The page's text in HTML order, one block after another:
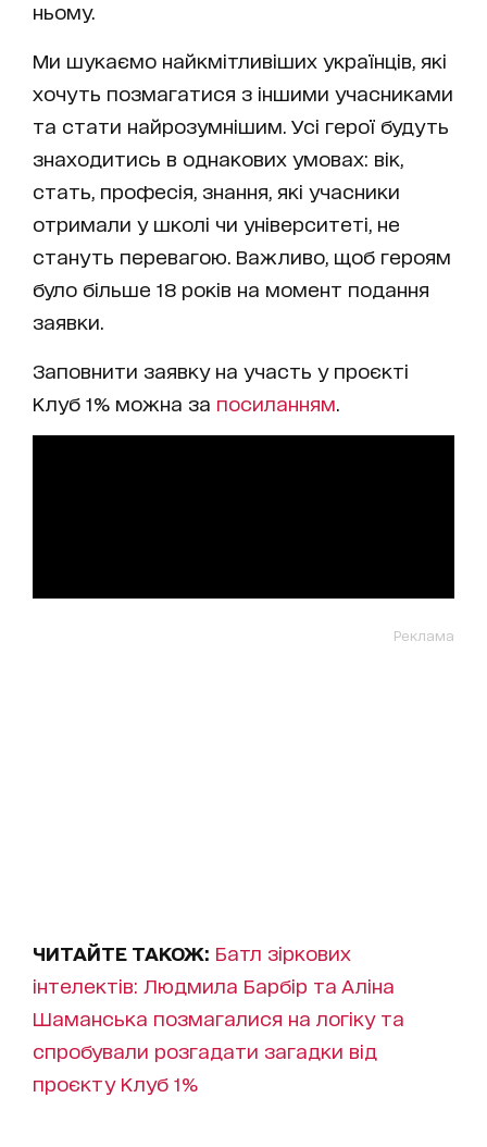
ньому.
Ми шукаємо найкмітливіших українців, які
хочуть позмагатися з іншими учасниками
та стати найрозумнішим. Усі герої будуть
знаходитись в однакових умовах: вік,
стать, професія, знання, які учасники
отримали у школі чи університеті, не
стануть перевагою. Важливо, щоб героям
було більше 18 років на момент подання
заявки.
Заповнити заявку на участь у проєкті
Клуб 1% можна за посиланням
Реклама
ЧИТАЙТЕ ТАКОЖ: Батл зіркових
інтелектів: Людмила Барбір та Аліна
Шаманська позмагалися на логіку та
спробували розгадати загадки від
проєкту Клуб 1%